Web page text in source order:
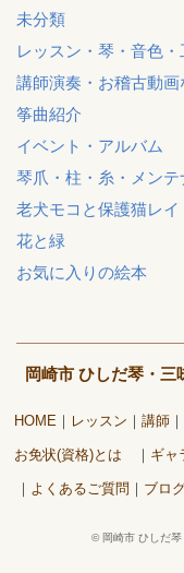
未分類
レッスン・琴・音色
講師演奏・お稽古動画
筝曲紹介
イベント・アルバム
琴爪・柱・糸・メンテ
老犬モコと保護猫レイ
花と緑
お気に入りの絵本
岡崎市 ひしだ琴・三
HOME レッスン 講師
お免状(資格)とは ギャ
よくあるご質問 ブロ
© 岡崎市 ひしだ